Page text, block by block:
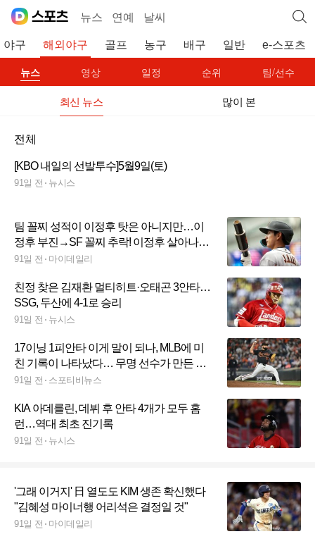
뉴스 연예 날씨
야구 해외야구 골프 농구 배구 일반 e-스포츠
뉴스 영상 일정 순위 팀/선수
최신 뉴스 많이 본
전체
[KBO 내일의 선발투수]5월9일(토)
91일 전 뉴시스
팀 꼴찌 성적이 이정후 탓은 아니지만…이
정후 부진→SF 꼴찌 추락! 이정후 살아나야
샌프란시스코 반등 보인다
91일 전 마이데일리
친정 찾은 김재환 멀티히트·오태곤 3안타…
SSG, 두산에 4-1로 승리
91일 전 뉴시스
17이닝 1피안타 이게 말이 되나, MLB에 미
친 기록이 나타났다… 무명 선수가 만든 대
반전
91일 전 스포티비뉴스
KIA 아데를린, 데뷔 후 안타 4개가 모두 홈
런…역대 최초 진기록
91일 전 뉴시스
'그래 이거지' 日 열도도 KIM 생존 확신했다
"김혜성 마이너행 어리석은 결정일 것"
91일 전 마이데일리